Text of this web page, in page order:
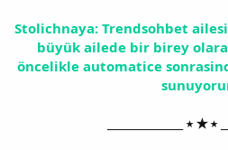
Stolichnaya: Trendsohbet
büyük ailede bir birey
öncelikle automatice
______________ ⭑ ★ ⭑